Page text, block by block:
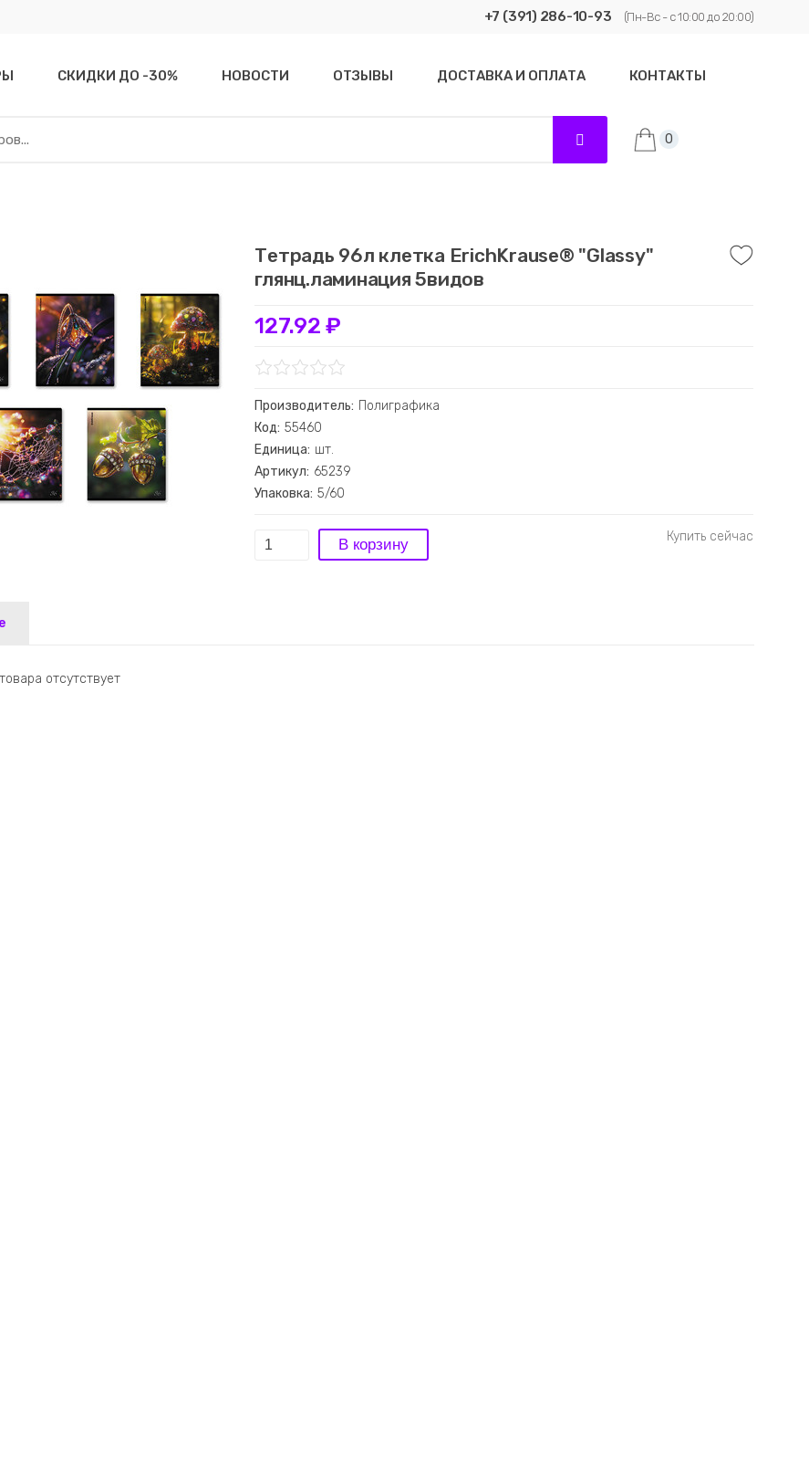
+7 (391) 286-10-93 (Пн-Вс - с 10:00 до 20:00)
СКИДКИ ДО -30% НОВОСТИ ОТЗЫВЫ ДОСТАВКА И ОПЛАТА КОНТАКТЫ
0
Тетрадь 96л клетка ErichKrause® "Glassy"
глянц.ламинация 5видов
127.92 ₽
Производитель: Полиграфика
Код: 55460
Единица: шт.
Артикул: 65239
Упаковка: 5/60
отсутствует